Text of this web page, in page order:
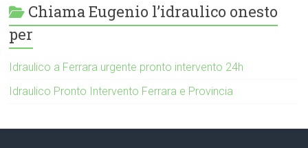
Chiama Eugenio l’idraulico onesto
per
Idraulico a Ferrara urgente pronto intervento 24h
Idraulico Pronto Intervento Ferrara e Provincia